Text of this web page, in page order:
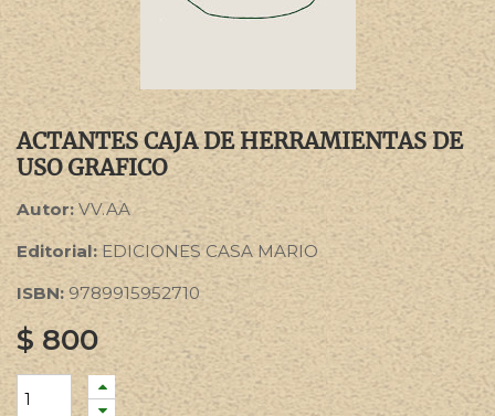
ACTANTES CAJA DE HERRAMIENTAS DE
USO GRAFICO
Autor: VV.AA
Editorial: EDICIONES CASA MARIO
ISBN: 9789915952710
$800